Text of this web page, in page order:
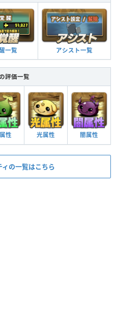
一覧 アシスト一覧
評価一覧
性 光属性 闇属性
の一覧はこちら